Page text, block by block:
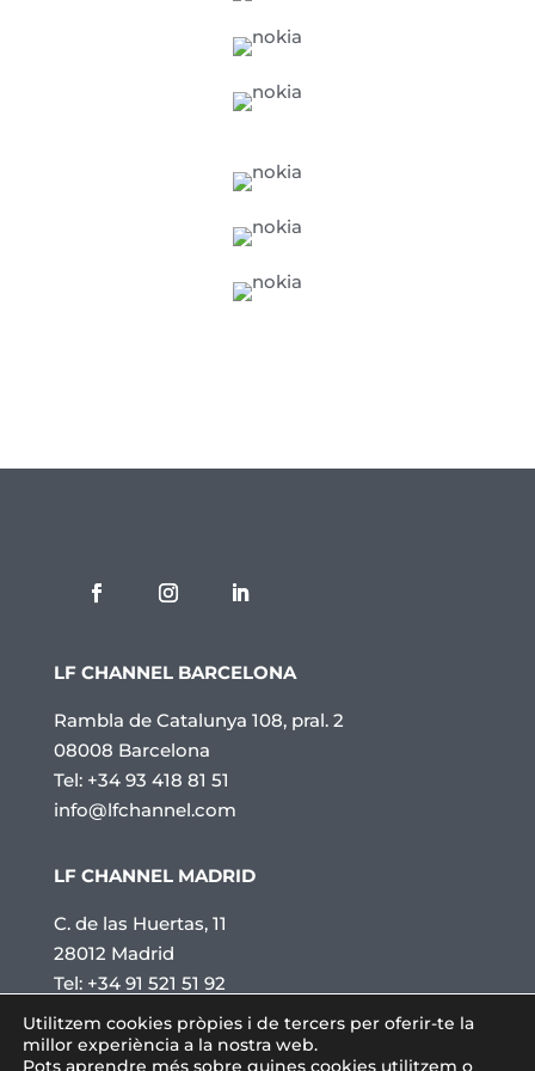
LF CHANNEL BARCELONA
Rambla de Catalunya 108, pral. 2
08008 Barcelona
Tel: +34 93 418 81 51
info@lfchannel.com
LF CHANNEL MADRID
C. de las Huertas, 11
28012 Madrid
Tel: +34 91 521 51 92
info@lfchannel.com
Utilitzem cookies pròpies i de tercers per oferir-te la
millor experiència a la nostra web.
Pots aprendre més sobre quines cookies utilitzem o